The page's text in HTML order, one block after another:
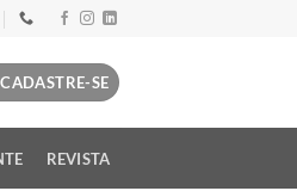
SE
REVISTA